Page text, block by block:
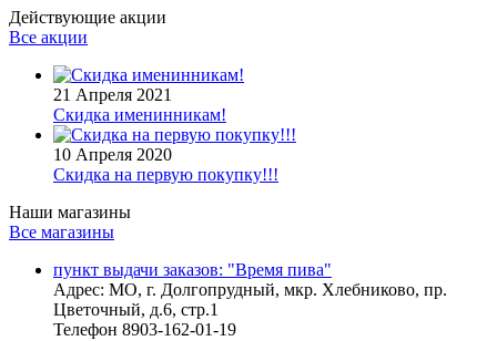
Действующие акции
Все акции
21 Апреля 2021
Скидка именинникам!
10 Апреля 2020
Скидка на первую покупку!!!
Наши магазины
Все магазины
пункт выдачи заказов: "Время пива"
Адрес: МО, г. Долгопрудный, мкр. Хлебниково, пр.
Цветочный, д.6, стр.1
Телефон 8903-162-01-19